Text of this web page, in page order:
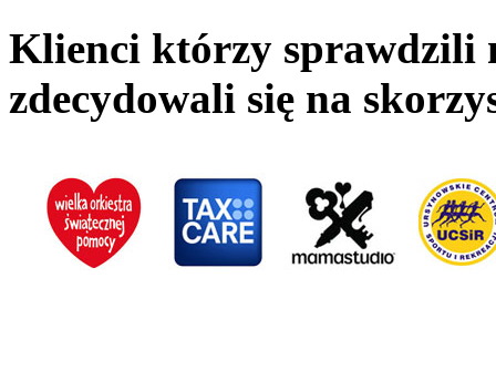
Klienci którzy sprawdzili
zdecydowali się na